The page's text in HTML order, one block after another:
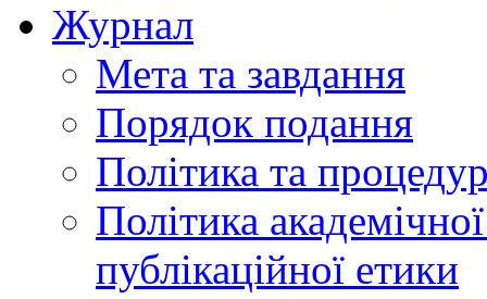
Журнал
Мета та завдання
Порядок подання
Політика та
Політика
публікаційної етики